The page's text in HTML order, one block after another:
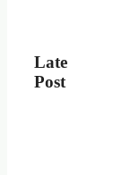
Late
Post